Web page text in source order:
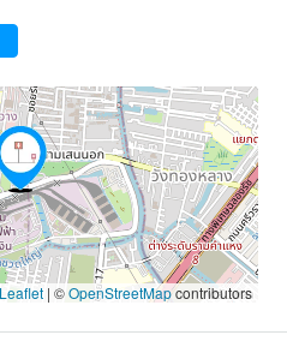
Leaflet | ©OpenStreetMapcontributors